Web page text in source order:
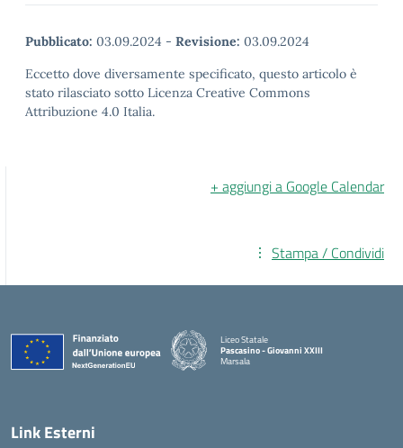
Pubblicato: 03.09.2024 - Revisione: 03.09.2024
Eccetto dove diversamente specificato, questo articolo è
stato rilasciato sotto Licenza Creative Commons
Attribuzione 4.0 Italia.
+ aggiungi a Google Calendar
Stampa / Condividi
Liceo Statale
Pascasino - Giovanni XXIII
Marsala
Link Esterni